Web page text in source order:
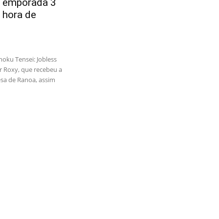
de
Tensei: Jobless
que recebeu a
de Ranoa, assim